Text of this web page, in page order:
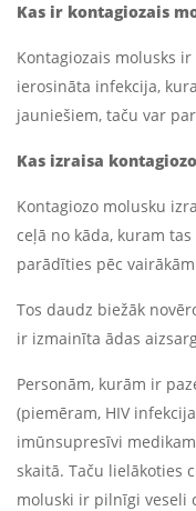
Kas ir kontagiozais
Kontagiozais molusks
ierosināta infekcija,
jauniešiem, taču var
Kas izraisa
Kontagiozo molusku
ceļā no kāda, kuram
parādīties pēc
Tos daudz biežāk
ir izmainīta ādas
Personām, kurām ir
(piemēram, HIV
imūnsupresīvi
skaitā. Taču lielākoties
moluski ir pilnīgi veseli